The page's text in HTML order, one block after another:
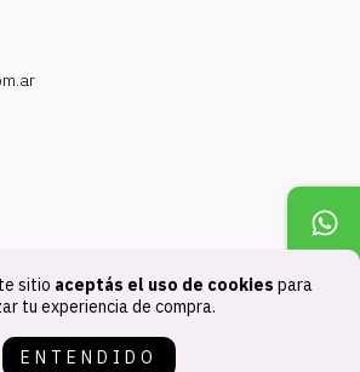
sitio aceptás el uso de cookies para
tu experiencia de compra.
ENTENDIDO
- 2026. Todos los derechos